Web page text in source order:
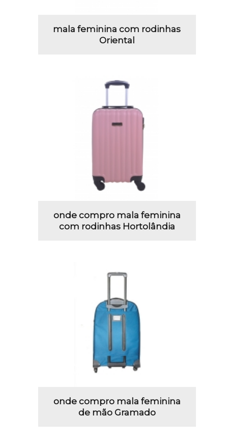
mala feminina com rodinhas
Oriental
onde compro mala feminina
com rodinhas Hortolândia
onde compro mala feminina
de mão Gramado